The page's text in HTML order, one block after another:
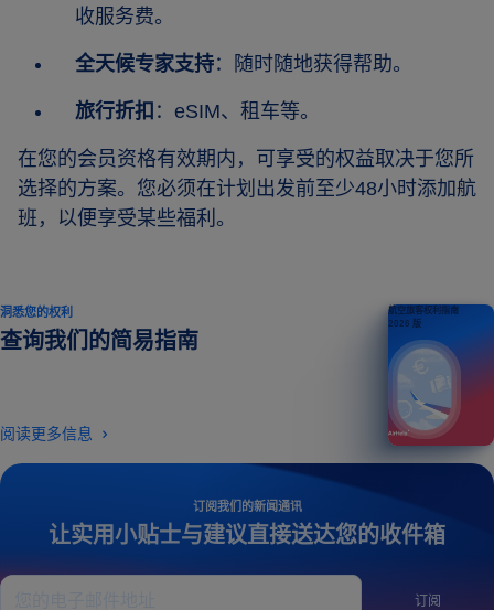
收服务费。
全天候专家支持：随时随地获得帮助。
旅行折扣 ：eSIM、租车等。
在您的会员资格有效期内，可享受的权益取决于您所
选择的方案。您必须在计划出发前至少48小时添加航
班，以便享受某些福利。
订阅我们的新闻通讯
让实用小贴士与建议直接送达您的收件箱
订阅
洞悉您的权利
查询我们的简易指南
阅读更多信息
航空旅客权利指南
2026 版